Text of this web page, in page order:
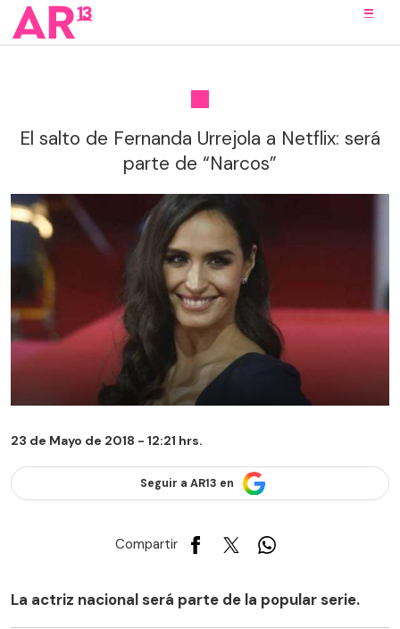
El salto de Fernanda Urrejola a Netflix: será
parte de “Narcos”
23 de Mayo de 2018 - 12:21 hrs.
Seguir a AR13 en
Compartir
La actriz nacional será parte de la popular serie.